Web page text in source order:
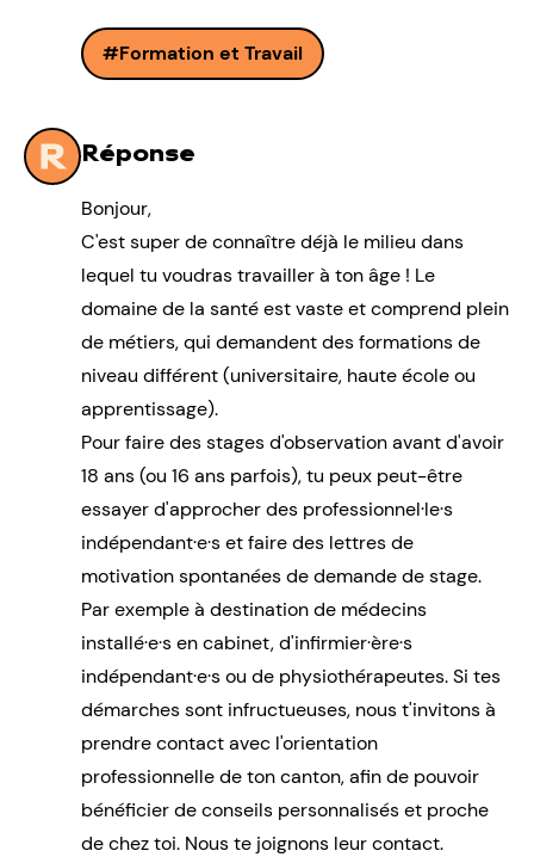
Formation et Travail
Réponse
Bonjour,
C'est super de connaître déjà le milieu dans
lequel tu voudras travailler à ton âge ! Le
domaine de la santé est vaste et comprend plein
de métiers, qui demandent des formations de
niveau différent (universitaire, haute école ou
apprentissage).
Pour faire des stages d'observation avant d'avoir
18 ans (ou 16 ans parfois), tu peux peut-être
essayer d'approcher des professionnel·le·s
indépendant·e·s et faire des lettres de
motivation spontanées de demande de stage.
Par exemple à destination de médecins
installé·e·s en cabinet, d'infirmier·ère·s
indépendant·e·s ou de physiothérapeutes. Si tes
démarches sont infructueuses, nous t'invitons à
prendre contact avec l'orientation
professionnelle de ton canton, afin de pouvoir
bénéficier de conseils personnalisés et proche
de chez toi. Nous te joignons leur contact.